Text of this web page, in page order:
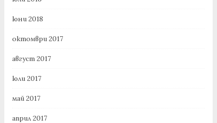
юни 2018
октомври 2017
август 2017
юли 2017
май 2017
април 2017